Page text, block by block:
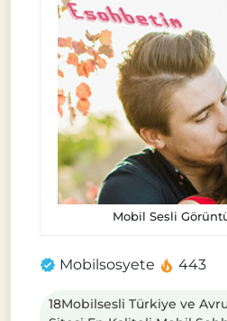
Mobil Sesli
Mobilsosyete 443
18Mobilsesli Türkiye ve